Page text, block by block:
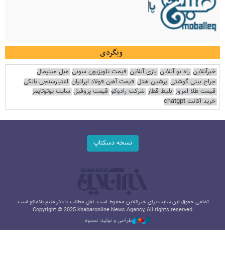
وبگردی
خبرآنلاین راه نو آنلاین بازی آنلاین قیمت تلویزیون سونی مبل مینیمال
جراح بینی گوشتی پرشین هتل قیمت آهن فولاد ایرانیان اعتبارسنجی بانکی
قیمت طلا امروز بلیط قطار شرکت رادوکو قیمت پروفیل سایت یوتوتایمز
خرید اکانت chatgpt
نسخه دسکتاپ
تمامی حقوق این سایت برای خبرآنلاین محفوظ است. نقل مطالب با ذکر منبع بلامانع است.
Copyright © 2025 khabaronline News Agancy, All rights reserved
طراحی و تولید: نستوه